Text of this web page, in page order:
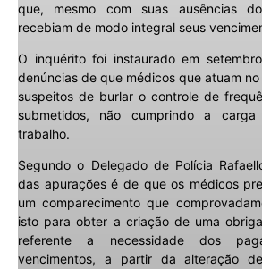
que, mesmo com suas ausências
recebiam de modo integral seus
O inquérito foi instaurado em
denúncias de que médicos que atuam
suspeitos de burlar o controle de
submetidos, não cumprindo a
trabalho.
Segundo o Delegado de Polícia
das apurações é de que os médicos
um comparecimento que
isto para obter a criação de uma
referente a necessidade dos
vencimentos, a partir da alteração